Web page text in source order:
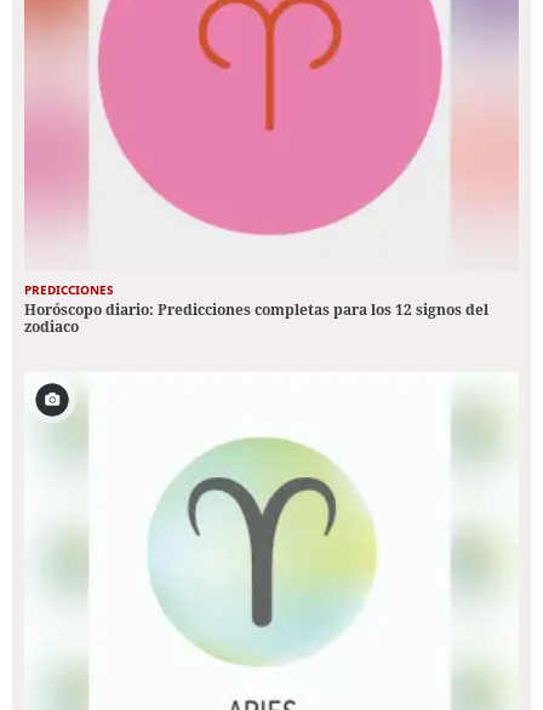
PREDICCIONES
Horóscopo diario: Predicciones completas para los 12 signos del
zodiaco